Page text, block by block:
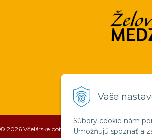
Vaše
Súbory cookie nám
Umožňujú spoznať a
© 2026 Včelárske potreby a výroba medzistienok |